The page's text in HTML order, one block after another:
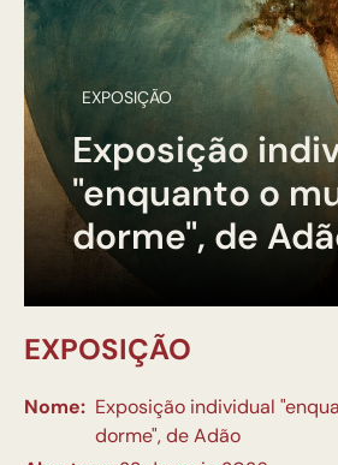
EXPOSIÇÃO
Exposição
"enquanto o
dorme", de
EXPOSIÇÃO
Nome: Exposição individual
dorme", de Adão